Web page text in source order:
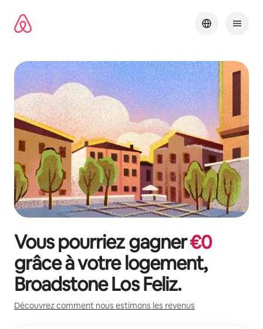
directement
Vous pourriez gagner€0
grâce à votre logement,
Broadstone Los Feliz.
Découvrez comment nous estimons les revenus